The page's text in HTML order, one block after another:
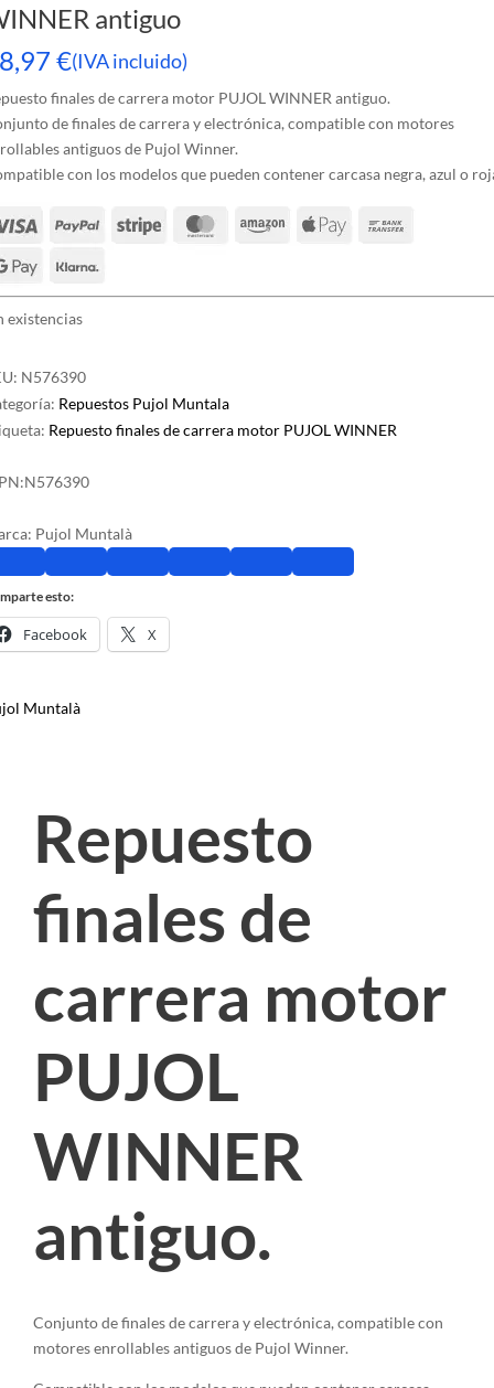
antiguo
€(IVA incluido)
finales de carrera motor PUJOL WINNER antiguo.
de finales de carrera y electrónica, compatible con motores
antiguos de Pujol Winner.
con los modelos que pueden contener carcasa negra, azul o
existencias
N576390
Repuestos Pujol Muntala
Repuesto finales de carrera motor PUJOL WINNER
N576390
Pujol Muntalà
esto:
Facebook X
Muntalà
Repuesto
finales de
carrera motor
PUJOL
WINNER
antiguo.
Conjunto de finales de carrera y electrónica, compatible con
motores enrollables antiguos de Pujol Winner.